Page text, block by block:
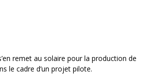
remet au solaire pour la production de
le cadre d’un projet pilote.